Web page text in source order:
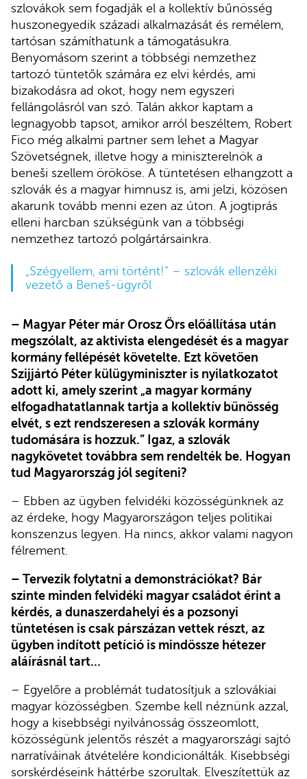
szlovákok sem fogadják el a kollektív bűnösség
huszonegyedik századi alkalmazását és remélem,
tartósan számíthatunk a támogatásukra.
Benyomásom szerint a többségi nemzethez
tartozó tüntetők számára ez elvi kérdés, ami
bizakodásra ad okot, hogy nem egyszeri
fellángolásról van szó. Talán akkor kaptam a
legnagyobb tapsot, amikor arról beszéltem, Robert
Fico még alkalmi partner sem lehet a Magyar
Szövetségnek, illetve hogy a miniszterelnök a
beneši szellem örököse. A tüntetésen elhangzott a
szlovák és a magyar himnusz is, ami jelzi, közösen
akarunk tovább menni ezen az úton. A jogtiprás
elleni harcban szükségünk van a többségi
nemzethez tartozó polgártársainkra.
„Szégyellem, ami történt!” – szlovák ellenzéki
vezető a Beneš-ügyről
– Magyar Péter már Orosz Örs előállítása után
megszólalt, az aktivista elengedését és a magyar
kormány fellépését követelte. Ezt követően
Szijjártó Péter külügyminiszter is nyilatkozatot
adott ki, amely szerint „a magyar kormány
elfogadhatatlannak tartja a kollektív bűnösség
elvét, s ezt rendszeresen a szlovák kormány
tudomására is hozzuk.” Igaz, a szlovák
nagykövetet továbbra sem rendelték be. Hogyan
tud Magyarország jól segíteni?
– Ebben az ügyben felvidéki közösségünknek az
az érdeke, hogy Magyarországon teljes politikai
konszenzus legyen. Ha nincs, akkor valami nagyon
félrement.
– Tervezik folytatni a demonstrációkat? Bár
szinte minden felvidéki magyar családot érint a
kérdés, a dunaszerdahelyi és a pozsonyi
tüntetésen is csak párszázan vettek részt, az
ügyben indított petíció is mindössze hétezer
aláírásnál tart…
– Egyelőre a problémát tudatosítjuk a szlovákiai
magyar közösségben. Szembe kell néznünk azzal,
hogy a kisebbségi nyilvánosság összeomlott,
közösségünk jelentős részét a magyarországi sajtó
narratíváinak átvételére kondicionálták. Kisebbségi
sorskérdéseink háttérbe szorultak. Elveszítettük az